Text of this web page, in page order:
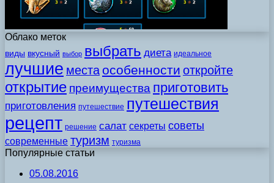
Облако меток
виды вкусный выбор выбрать диета идеальное
лучшие места особенности откройте
открытие преимущества приготовить
приготовления путешествие путешествия
рецепт решение салат секреты советы
современные туризм туризма
Популярные статьи
05.08.2016